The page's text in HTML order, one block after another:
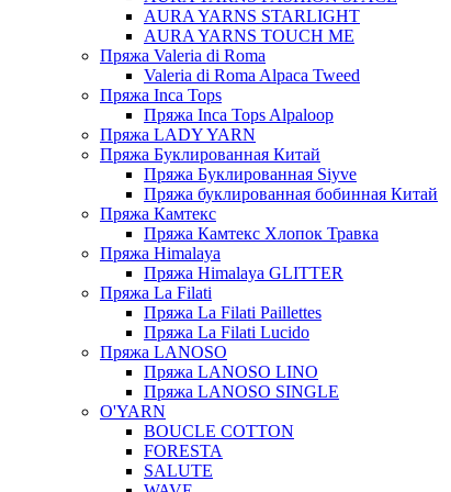
AURA YARNS STARLIGHT
AURA YARNS TOUCH ME
Пряжа Valeria di Roma
Valeria di Roma Alpaca Tweed
Пряжа Inca Tops
Пряжа Inca Tops Alpaloop
Пряжа LADY YARN
Пряжа Буклированная Китай
Пряжа Буклированная Siyve
Пряжа буклированная бобинная Китай
Пряжа Камтекс
Пряжа Камтекс Хлопок Травка
Пряжа Himalaya
Пряжа Himalaya GLITTER
Пряжа La Filati
Пряжа La Filati Paillettes
Пряжа La Filati Lucido
Пряжа LANOSO
Пряжа LANOSO LINO
Пряжа LANOSO SINGLE
O'YARN
BOUCLE COTTON
FORESTA
SALUTE